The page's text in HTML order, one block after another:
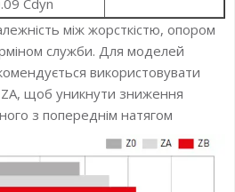
між жорсткістю, опором
служби. Для моделей
використовувати
щоб уникнути зниження
з попереднім натягом